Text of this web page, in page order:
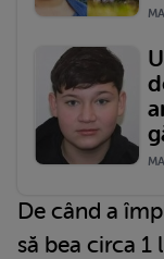
De când a
să bea circa